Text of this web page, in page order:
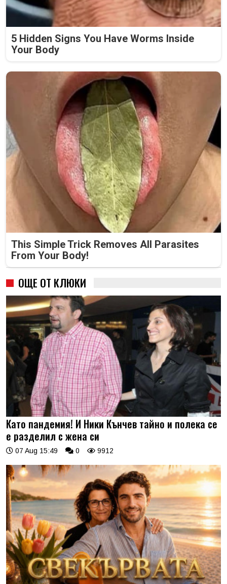
5 Hidden Signs You Have Worms Inside
Your Body
This Simple Trick Removes All Parasites
From Your Body!
ОЩЕ ОТ КЛЮКИ
Като пандемия! И Ники Кънчев тайно и полека се
е разделил с жена си
07 Aug 15:49 0 9912